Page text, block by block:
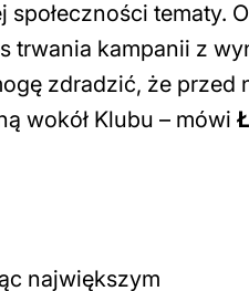
tematy. O
trwania kampanii z
zdradzić, że przed
wokół Klubu – mówi
największym